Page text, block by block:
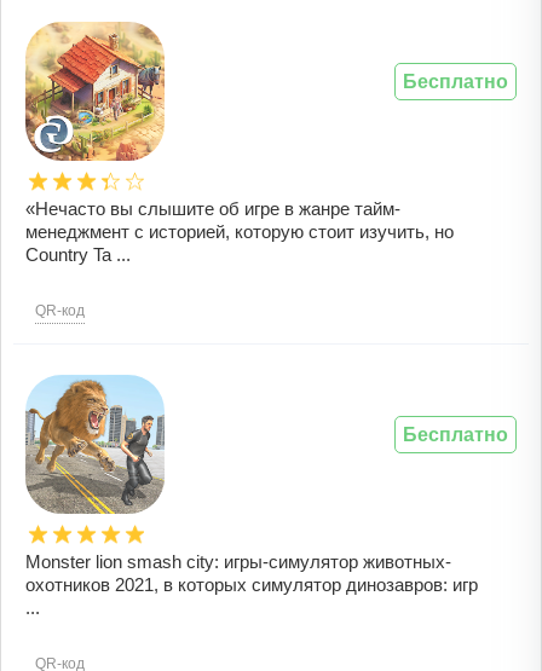
«Нечасто вы слышите об игре в жанре тайм-
менеджмент с историей, которую стоит изучить, но
Country Ta ...
QR-код
Бесплатно
Monster lion smash city: игры-симулятор животных-
охотников 2021, в которых симулятор динозавров: игр
...
QR-код
Бесплатно